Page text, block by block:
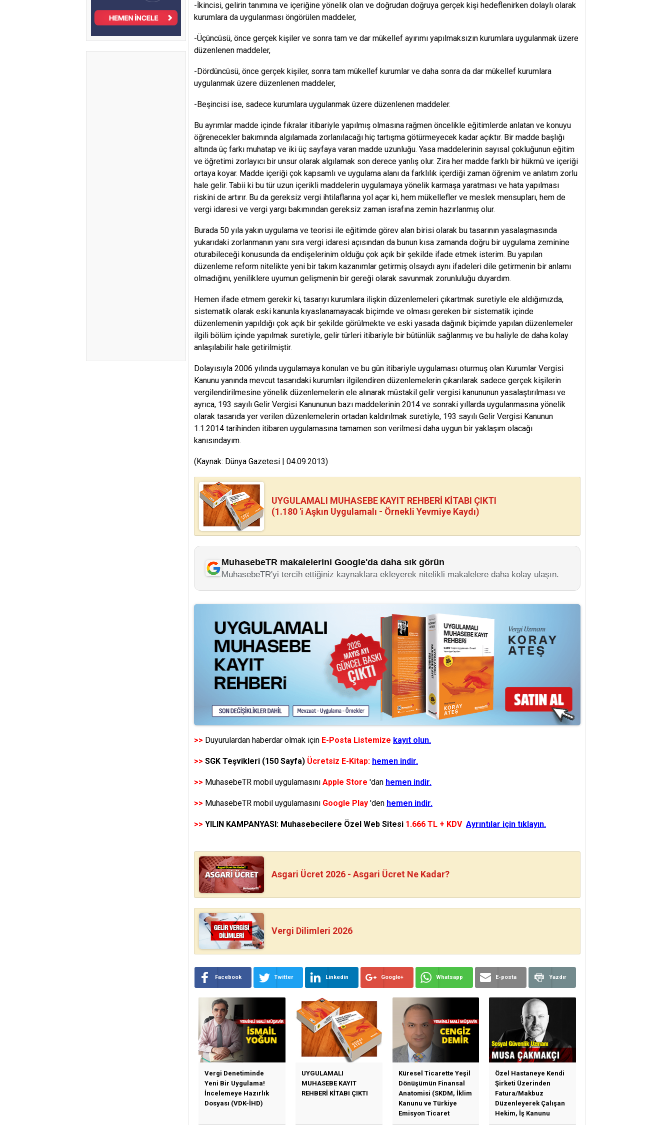
-İkincisi, gelirin tanımına ve içeriğine yönelik olan ve doğrudan doğruya gerçek kişi hedeflenirken dolaylı olarak
kurumlara da uygulanması öngörülen maddeler,
-Üçüncüsü, önce gerçek kişiler ve sonra tam ve dar mükellef ayırımı yapılmaksızın kurumlara uygulanmak üzere
düzenlenen maddeler,
-Dördüncüsü, önce gerçek kişiler, sonra tam mükellef kurumlar ve daha sonra da dar mükellef kurumlara
uygulanmak üzere düzenlenen maddeler,
-Beşincisi ise, sadece kurumlara uygulanmak üzere düzenlenen maddeler.
Bu ayrımlar madde içinde fıkralar itibariyle yapılmış olmasına rağmen öncelikle eğitimlerde anlatan ve konuyu
öğrenecekler bakımında algılamada zorlanılacağı hiç tartışma götürmeyecek kadar açıktır. Bir madde başlığı
altında üç farkı muhatap ve iki üç sayfaya varan madde uzunluğu. Yasa maddelerinin sayısal çokluğunun eğitim
ve öğretimi zorlayıcı bir unsur olarak algılamak son derece yanlış olur. Zira her madde farklı bir hükmü ve içeriği
ortaya koyar. Madde içeriği çok kapsamlı ve uygulama alanı da farklılık içerdiği zaman öğrenim ve anlatım zorlu
hale gelir. Tabii ki bu tür uzun içerikli maddelerin uygulamaya yönelik karmaşa yaratması ve hata yapılması
riskini de artırır. Bu da gereksiz vergi ihtilaflarına yol açar ki, hem mükellefler ve meslek mensupları, hem de
vergi idaresi ve vergi yargı bakımından gereksiz zaman israfına zemin hazırlanmış olur.
Burada 50 yıla yakın uygulama ve teorisi ile eğitimde görev alan birisi olarak bu tasarının yasalaşmasında
yukarıdaki zorlanmanın yanı sıra vergi idaresi açısından da bunun kısa zamanda doğru bir uygulama zeminine
oturabileceği konusunda da endişelerinim olduğu çok açık bir şekilde ifade etmek isterim. Bu yapılan
düzenleme reform nitelikte yeni bir takım kazanımlar getirmiş olsaydı aynı ifadeleri dile getirmenin bir anlamı
olmadığını, yeniliklere uyumun gelişmenin bir gereği olarak savunmak zorunluluğu duyardım.
Hemen ifade etmem gerekir ki, tasarıyı kurumlara ilişkin düzenlemeleri çıkartmak suretiyle ele aldığımızda,
sistematik olarak eski kanunla kıyaslanamayacak biçimde ve olması gereken bir sistematik içinde
düzenlemenin yapıldığı çok açık bir şekilde görülmekte ve eski yasada dağınık biçimde yapılan düzenlemeler
ilgili bölüm içinde yapılmak suretiyle, gelir türleri itibariyle bir bütünlük sağlanmış ve bu haliyle de daha kolay
anlaşılabilir hale getirilmiştir.
Dolayısıyla 2006 yılında uygulamaya konulan ve bu gün itibariyle uygulaması oturmuş olan Kurumlar Vergisi
Kanunu yanında mevcut tasarıdaki kurumları ilgilendiren düzenlemelerin çıkarılarak sadece gerçek kişilerin
vergilendirilmesine yönelik düzenlemelerin ele alınarak müstakil gelir vergisi kanununun yasalaştırılması ve
ayrıca, 193 sayılı Gelir Vergisi Kanununun bazı maddelerinin 2014 ve sonraki yıllarda uygulanmasına yönelik
olarak tasarıda yer verilen düzenlemelerin ortadan kaldırılmak suretiyle, 193 sayılı Gelir Vergisi Kanunun
1.1.2014 tarihinden itibaren uygulamasına tamamen son verilmesi daha uygun bir yaklaşım olacağı
kanısındayım.
(Kaynak: Dünya Gazetesi | 04.09.2013)
UYGULAMALI MUHASEBE KAYIT REHBERİ KİTABI ÇIKTI
(1.180 'i Aşkın Uygulamalı - Örnekli Yevmiye Kaydı)
MuhasebeTR makalelerini Google'da daha sık görün
MuhasebeTR'yi tercih ettiğiniz kaynaklara ekleyerek nitelikli makalelere daha kolay ulaşın.
>> Duyurulardan haberdar olmak için E-Posta Listemize kayıt olun.
>> SGK Teşvikleri (150 Sayfa) Ücretsiz E-Kitap: hemen indir.
>> MuhasebeTR mobil uygulamasını Apple Store 'dan hemen indir.
>> MuhasebeTR mobil uygulamasını Google Play 'den hemen indir.
>> YILIN KAMPANYASI: Muhasebecilere Özel Web Sitesi 1.666 TL + KDV Ayrıntılar için tıklayın.
Asgari Ücret 2026 - Asgari Ücret Ne Kadar?
Vergi Dilimleri 2026
Facebook Twitter Linkedin Google+ Whatsapp E-posta Yazdır
Vergi Denetiminde
Yeni Bir Uygulama!
İncelemeye Hazırlık
Dosyası (VDK-İHD)
UYGULAMALI
MUHASEBE KAYIT
REHBERİ KİTABI ÇIKTI
Küresel Ticarette Yeşil
Dönüşümün Finansal
Anatomisi (SKDM, İklim
Kanunu ve Türkiye
Emisyon Ticaret
Sistemi (TR-ETS)
Özel Hastaneye Kendi
Şirketi Üzerinden
Fatura/Makbuz
Düzenleyerek Çalışan
Hekim, İş Kanunu
Hükümlerinden